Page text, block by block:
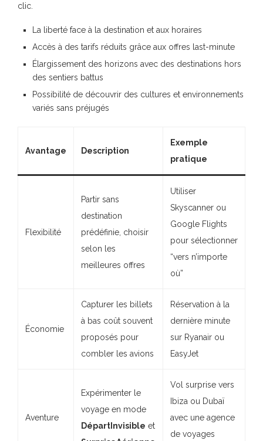
clic.
La liberté face à la destination et aux horaires
Accès à des tarifs réduits grâce aux offres last-minute
Élargissement des horizons avec des destinations hors
des sentiers battus
Possibilité de découvrir des cultures et environnements
variés sans préjugés
Avantage Description
Exemple
pratique
Flexibilité
Partir sans
destination
prédéfinie, choisir
selon les
meilleures offres
Utiliser
Skyscanner ou
Google Flights
pour sélectionner
“vers n’importe
où”
Économie
Capturer les billets
à bas coût souvent
proposés pour
combler les avions
Réservation à la
dernière minute
sur Ryanair ou
EasyJet
Aventure
Expérimenter le
voyage en mode
DépartInvisible et
Vol surprise vers
Ibiza ou Dubaï
avec une agence
de voyages